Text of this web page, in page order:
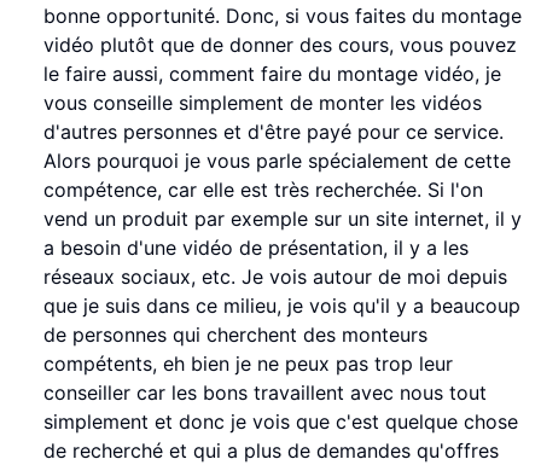
bonne opportunité. Donc, si vous faites du montage
vidéo plutôt que de donner des cours, vous pouvez
le faire aussi, comment faire du montage vidéo, je
vous conseille simplement de monter les vidéos
d'autres personnes et d'être payé pour ce service.
Alors pourquoi je vous parle spécialement de cette
compétence, car elle est très recherchée. Si l'on
vend un produit par exemple sur un site internet, il y
a besoin d'une vidéo de présentation, il y a les
réseaux sociaux, etc. Je vois autour de moi depuis
que je suis dans ce milieu, je vois qu'il y a beaucoup
de personnes qui cherchent des monteurs
compétents, eh bien je ne peux pas trop leur
conseiller car les bons travaillent avec nous tout
simplement et donc je vois que c'est quelque chose
de recherché et qui a plus de demandes qu'offres